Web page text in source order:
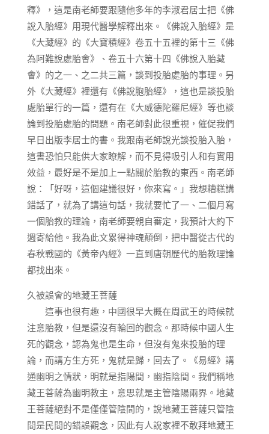
釋》，這是南老師要跟隨他多年的李淑君居士把《佛
說入胎經》用現代醫學解釋出來。《佛說入胎經》是
《大藏經》的《大寶積經》卷五十五裡的第十三《佛
為阿難說處胎會》、卷五十六第十四《佛說入胎藏
會》的之一、之二共三篇，談到投胎處胎的事理。另
外《大藏經》裡還有《佛說胞胎經》，這也是談投胎
處胎單行的一篇，還有在《大威德陀羅尼經》等也談
論到投胎處胎的問題。南老師對此很重視，催促我們
早日出版李居士的書。我跟南老師說光談投胎入胎，
這書恐怕只能供大家瞭解，而不見得吸引人和有實用
效益，最好是不是加上一點關於胎教的東西。南老師
說：「好呀，這個建議很好，你來寫。」我想糟糕講
錯話了，就為了講這句話，我就要忙了一、二個月寫
一個胎教的理論，南老師要親自審定，我預計大約下
週寄給他。我為此文累得神魂顛倒，把中醫從古代的
春秋戰國的《黃帝內經》一直到唐朝歷代的胎教理論
都找出來。
久被誤會的地藏王菩薩
這事也很有趣，中國很早大概在周武王的時候就
注意胎教，但是還沒有輪回的觀念。那時候中國人生
死的觀念，認為鬼也是生命，但沒有鬼來投胎的理
論，而講方生方死，鬼就是歸，回去了。《易經》講
通幽明之情狀，明就是指陽間，幽指陰間。我們稱地
藏王菩薩為幽明教主，意思就是主管陰陽兩界。地藏
王菩薩絕對不是僅僅管陰間的，說地藏王菩薩只管陰
間是民間的錯誤觀念，因此有人說家裡不敢拜地藏王